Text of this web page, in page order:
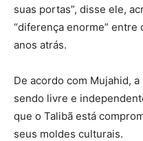
suas portas”, disse ele,
“diferença enorme” entre
anos atrás.
De acordo com Mujahid,
sendo livre e
que o Talibã está
seus moldes culturais.